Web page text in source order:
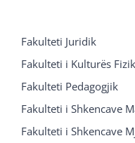
Fakulteti Juridik
Fakulteti i Kulturës
Fakulteti Pedagogjik
Fakulteti i Shkencave
Fakulteti i Shkencave